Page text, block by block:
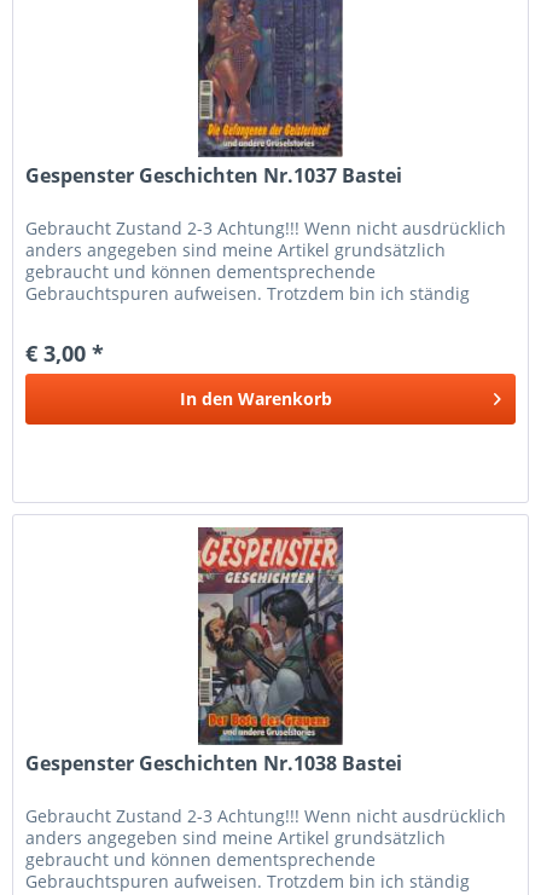
Gespenster Geschichten Nr.1037 Bastei
Gebraucht Zustand 2-3 Achtung!!! Wenn nicht ausdrücklich
anders angegeben sind meine Artikel grundsätzlich
gebraucht und können dementsprechende
Gebrauchtspuren aufweisen. Trotzdem bin ich ständig
€ 3,00 *
In den Warenkorb
Gespenster Geschichten Nr.1038 Bastei
Gebraucht Zustand 2-3 Achtung!!! Wenn nicht ausdrücklich
anders angegeben sind meine Artikel grundsätzlich
gebraucht und können dementsprechende
Gebrauchtspuren aufweisen. Trotzdem bin ich ständig